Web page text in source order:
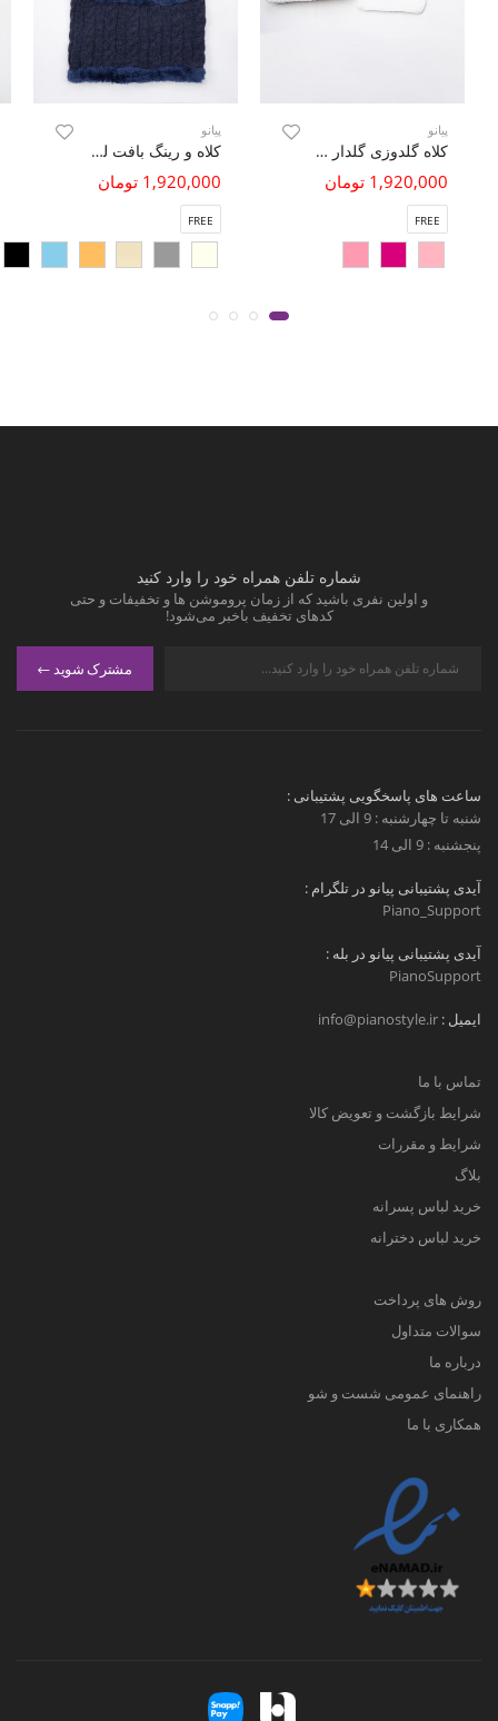
پیانو
کلاه گلدوزی گلدار و شال بافت
1,920,000 تومان
FREE
پیانو
کلاه و رینگ بافت لبه خزه دار
1,920,000 تومان
FREE
شماره تلفن همراه خود را وارد کنید
و اولین نفری باشید که از زمان پروموشن ها و تخفیفات و حتی
کدهای تخفیف باخبر می‌شود!
مشترک شوید
ساعت های پاسخگویی پشتیبانی :
شنبه تا چهارشنبه : 9 الی 17
پنجشنبه : 9 الی 14
آیدی پشتیبانی پیانو در تلگرام :
Piano_Support
آیدی پشتیبانی پیانو در بله :
PianoSupport
ایمیل : info@pianostyle.ir
تماس با ما
شرایط بازگشت و تعویض کالا
شرایط و مقررات
بلاگ
خرید لباس پسرانه
خرید لباس دخترانه
روش های پرداخت
سوالات متداول
درباره ما
راهنمای عمومی شست و شو
همکاری با ما